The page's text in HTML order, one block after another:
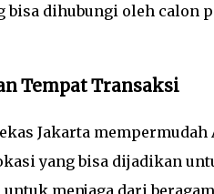
bisa dihubungi oleh calon
Tempat Transaksi
Jakarta
yang bisa dijadikan